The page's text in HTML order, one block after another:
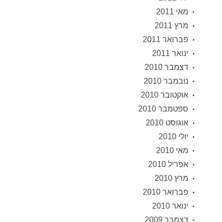
מאי 2011
מרץ 2011
פברואר 2011
ינואר 2011
דצמבר 2010
נובמבר 2010
אוקטובר 2010
ספטמבר 2010
אוגוסט 2010
יולי 2010
מאי 2010
אפריל 2010
מרץ 2010
פברואר 2010
ינואר 2010
דצמבר 2009